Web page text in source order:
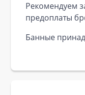
Рекомендуем
предоплаты
Банные